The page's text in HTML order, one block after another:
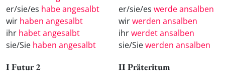
er/sie/es habe angesalbt
wir haben angesalbt
ihr habet angesalbt
sie/Sie haben angesalbt
er/sie/es werde ansalben
wirwerden ansalben
ihrwerdet ansalben
sie/Siewerden ansalben
I Futur 2 II Präteritum